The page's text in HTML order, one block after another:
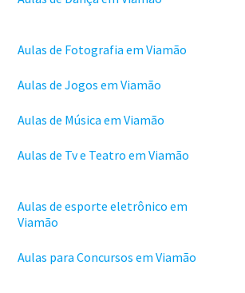
Aulas de Fotografia em Viamão
Aulas de Jogos em Viamão
Aulas de Música em Viamão
Aulas de Tv e Teatro em Viamão
Aulas de esporte eletrônico em
Viamão
Aulas para Concursos em Viamão